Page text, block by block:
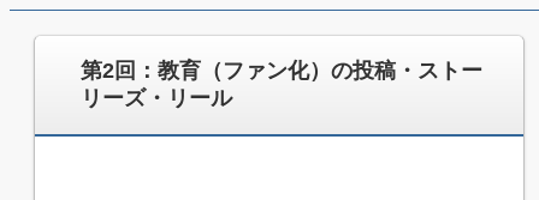
第2回：教育（ファン化）の投稿・ストー
リーズ・リール